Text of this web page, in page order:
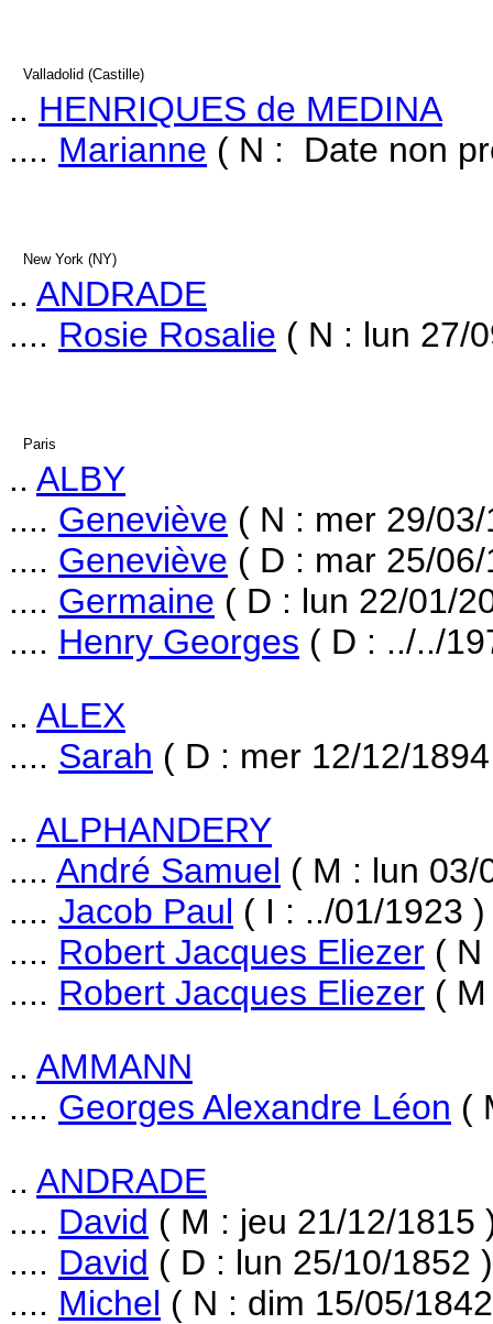
Valladolid (Castille)
.. HENRIQUES de MEDINA
.... Marianne ( N : Date non
New York (NY)
.. ANDRADE
.... Rosie Rosalie ( N : lun 27/
Paris
.. ALBY
.... Geneviève ( N : mer 29/
.... Geneviève ( D : mar 25/
.... Germaine ( D : lun 22/01/
.... Henry Georges ( D : ../../
.. ALEX
.... Sarah ( D : mer 12/12/
.. ALPHANDERY
.... André Samuel ( M : lun 03/
.... Jacob Paul ( I : ../01/1923 )
.... Robert Jacques Eliezer ( N
.... Robert Jacques Eliezer (
.. AMMANN
.... Georges Alexandre Léon (
.. ANDRADE
.... David ( M : jeu 21/12/1815
.... David ( D : lun 25/10/1852 )
.... Michel ( N : dim 15/05/